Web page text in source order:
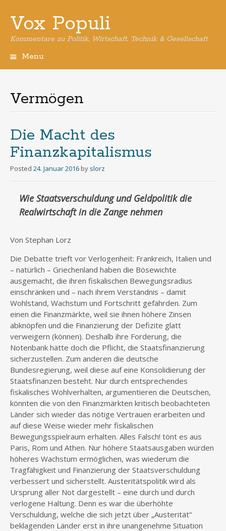
Vox Populi
Kommentare zu Politik, Wirtschaft, Technik & Gesellschaft
Menu
Vermögen
Die Macht des
Finanzkapitalismus
Posted 24. Januar 2016 by slorz
Wie Staatsverschuldung und Geldpolitik die
Realwirtschaft in die Zange nehmen
Von Stephan Lorz
Die Debatte trieft vor Verlogenheit: Frankreich, Italien und
– natürlich – Griechenland haben die Bösewichte
ausgemacht, die ihren fiskalischen Bewegungsradius
einschränken und – nach ihrem Verständnis – damit
Wohlstand, Wachstum und Fortschritt gefährden. Zum
einen die Finanzmärkte, weil sie ihnen höhere Zinsen
abknöpfen und die Finanzierung der Defizite glatt
verweigern (können). Deshalb ihre Forderung, die
Notenbank hätte doch die Pflicht, die Staatsfinanzierung
sicherzustellen. Zum anderen die deutsche
Bundesregierung, weil diese auf eine Konsolidierung der
Staatsfinanzen besteht. Nur durch entsprechendes
fiskalisches Wohlverhalten, argumentieren die Deutschen,
könnten die von den Finanzmärkten kritisch beobachteten
Länder sich wieder das nötige Vertrauen erarbeiten und
auf diese Weise wieder mehr fiskalischen
Bewegungsspielraum erhalten. Alles Falsch! tönt es aus
Paris, Rom und Athen. Nur höhere Staatsausgaben würden
höheres Wachstum ermöglichen, was wiederum die
Tragfähigkeit und Finanzierung der Staatsverschuldung
verbessert und sicherstellt. Austeritätspolitik wird als
Ursprung aller Not dargestellt – eine durch und durch
verlogene Haltung. Denn es war die überhöhte
Verschuldung, welche die sich jetzt über „Austerität“
beklagenden Länder erst in ihre unangenehme Situation